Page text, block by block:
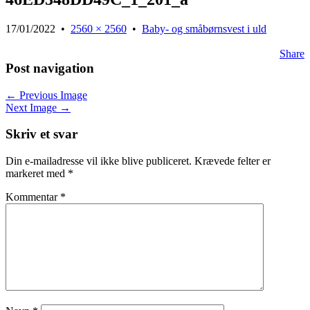
17/01/2022 • 2560 × 2560 • Baby- og småbørnsvest i uld
Share
Post navigation
← Previous Image
Next Image →
Skriv et svar
Din e-mailadresse vil ikke blive publiceret. Krævede felter er
markeret med *
Kommentar *